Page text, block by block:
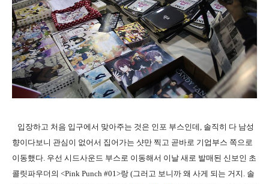
입장하고 처음 입구에서 맞아주는 것은 인포 부스인데, 솔직히 다 남성
향이다보니 관심이 없어서 집어가는 샷만 찍고 곧바로 기업부스 쪽으로
이동했다. 우선 시드사운드 부스로 이동해서 이날 새로 발매된 신보인 초
콜릿파우더의 <Pink Punch #01>랑 (그러고 보니까 왜 사게 되는 거지. 솔